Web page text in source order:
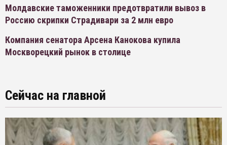
Молдавские таможенники предотвратили вывоз в
Россию скрипки Страдивари за 2 млн евро
Компания сенатора Арсена Канокова купила
Москворецкий рынок в столице
Сейчас на главной